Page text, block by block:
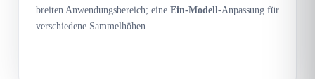
breiten Anwendungsbereich; eine Ein-Modell-Anpassung für
verschiedene Sammelhöhen.